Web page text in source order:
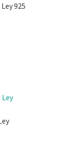
925